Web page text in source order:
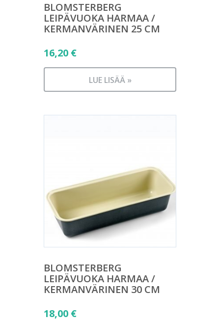
BLOMSTERBERG
LEIPÄVUOKA HARMAA /
KERMANVÄRINEN 25 CM
16,20 €
LUE LISÄÄ »
BLOMSTERBERG
LEIPÄVUOKA HARMAA /
KERMANVÄRINEN 30 CM
18,00 €